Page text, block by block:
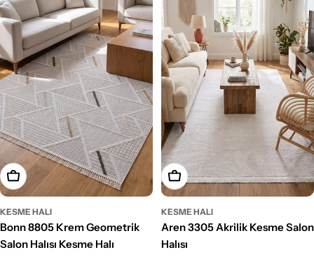
Seçenekleri Belirleyin
KESME HALI
Bonn 8805 Krem Geometrik
Salon Halısı Kesme Halı
Seçenekleri Belirleyin
KESME HALI
Aren 3305 Akrilik Kesme Salon
Halısı